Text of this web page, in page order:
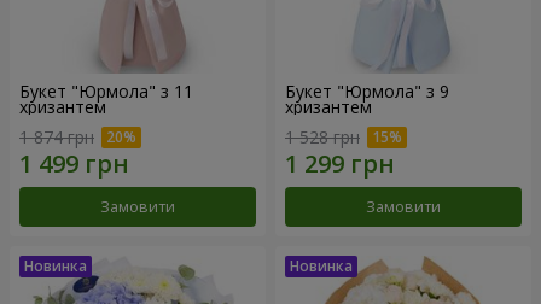
Букет "Юрмола" з 11
хризантем
1 874 грн
Замовити
Букет "Юрмола" з 9
хризантем
1 528 грн
Замовити